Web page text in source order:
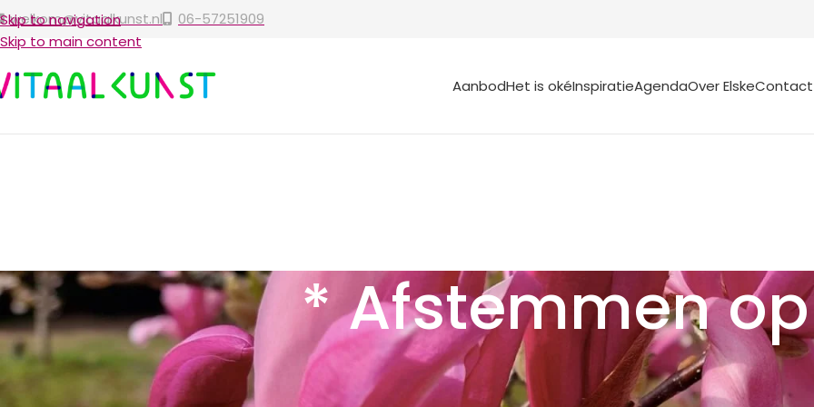
Skip to navigation
Skip to main content
welkom@vitaalkunst.nl 06-57251909
AanbodHet is okéInspiratieAgendaOver ElskeContact
* Afstemmen op